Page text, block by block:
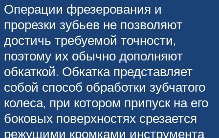
Операции фрезерования и
прорезки зубьев не позволяют
достичь требуемой точности,
поэтому их обычно дополняют
обкаткой. Обкатка представляет
собой способ обработки зубчатого
колеса, при котором припуск на его
боковых поверхностях срезается
режущими кромками инструмента